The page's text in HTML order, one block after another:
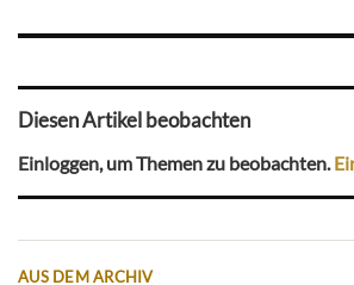
Diesen Artikel beobachten
Einloggen, um Themen zu beobachten.
AUS DEM ARCHIV